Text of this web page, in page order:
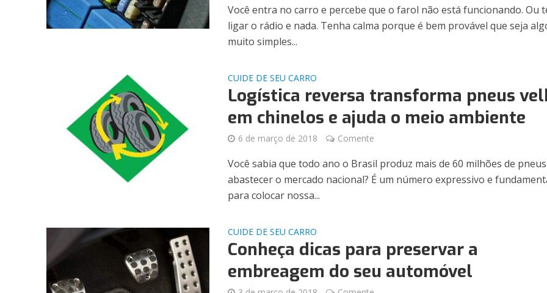
Você entra no carro e percebe que o farol não está funcionando. Ou
ligar o rádio e nada. Tenha calma porque é bem provável que seja
muito simples...
CUIDE DE SEU CARRO
Logística reversa transforma pneus
em chinelos e ajuda o meio ambiente
6 de março de 2018 Comente
Você sabia que todo ano o Brasil produz mais de 60 milhões de
abastecer o mercado nacional? É um número expressivo e
para colocar nossa...
CUIDE DE SEU CARRO
Conheça dicas para preservar a
embreagem do seu automóvel